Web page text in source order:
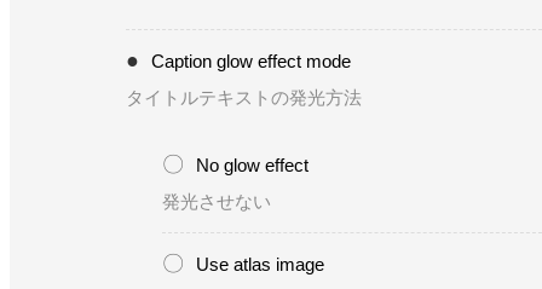
Caption glow effect mode
タイトルテキストの発光方法
No glow effect
発光させない
Use atlas image